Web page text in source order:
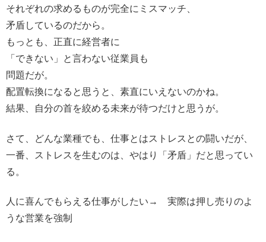
それぞれの求めるものが完全にミスマッチ、
矛盾しているのだから。
もっとも、正直に経営者に
「できない」と言わない従業員も
問題だが。
配置転換になると思うと、素直にいえないのかね。
結果、自分の首を絞める未来が待つだけと思うが。
さて、どんな業種でも、仕事とはストレスとの闘いだが、
一番、ストレスを生むのは、やはり「矛盾」だと思ってい
る。
人に喜んでもらえる仕事がしたい→ 実際は押し売りのよ
うな営業を強制